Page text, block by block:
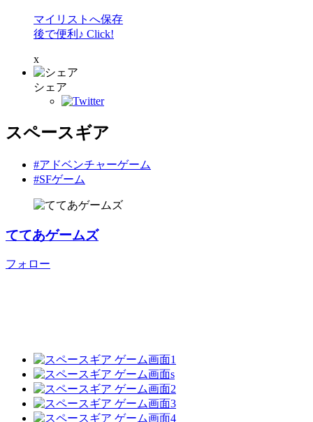
マイリストへ保存
後で便利♪ Click!
x
シェア
スペースギア
#アドベンチャーゲーム
#SFゲーム
ててあゲームズ
フォロー